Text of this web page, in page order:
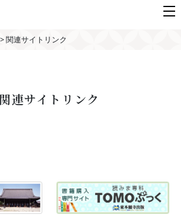
>関連サイトリンク
関連サイトリンク